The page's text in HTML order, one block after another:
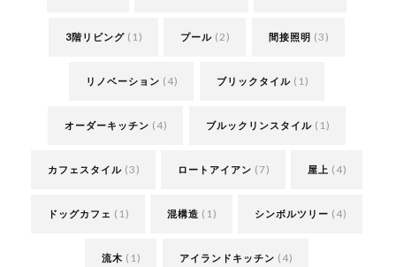
3階リビング (1) プール (2) 間接照明 (3)
リノベーション (4) ブリックタイル(1)
オーダーキッチン (4) ブルックリンスタイル(1)
カフェスタイル(3) ロートアイアン (7) 屋上 (4)
ドッグカフェ (1) 混構造 (1) シンボルツリー (4)
流木 (1) アイランドキッチン (4)